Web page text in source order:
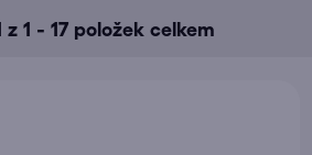
z 1 - 17položek celkem